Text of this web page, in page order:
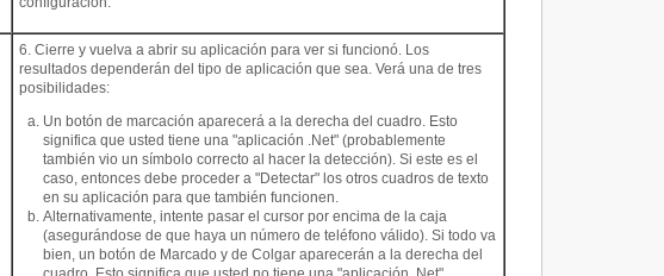
6. Cierre y vuelva a abrir su aplicación para ver si funcionó. Los
resultados dependerán del tipo de aplicación que sea. Verá una de tres
posibilidades:
Un botón de marcación aparecerá a la derecha del cuadro. Esto
significa que usted tiene una "aplicación .Net" (probablemente
también vio un símbolo correcto al hacer la detección). Si este es el
caso, entonces debe proceder a "Detectar" los otros cuadros de texto
en su aplicación para que también funcionen.
Alternativamente, intente pasar el cursor por encima de la caja
(asegurándose de que haya un número de teléfono válido). Si todo va
bien, un botón de Marcado y de Colgar aparecerán a la derecha del